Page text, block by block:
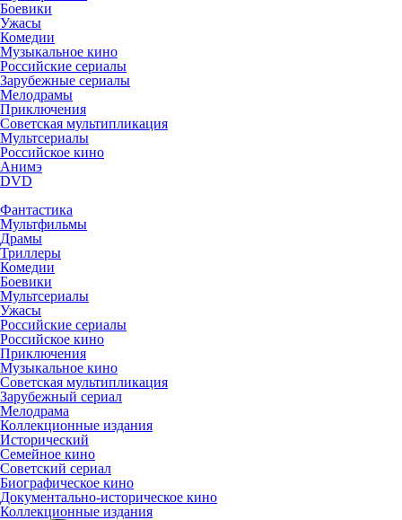
Боевики
Ужасы
Комедии
Музыкальное кино
Российские сериалы
Зарубежные сериалы
Мелодрамы
Приключения
Советская мультипликация
Мультсериалы
Российское кино
Анимэ
DVD
Фантастика
Мультфильмы
Драмы
Триллеры
Комедии
Боевики
Мультсериалы
Ужасы
Российские сериалы
Российское кино
Приключения
Музыкальное кино
Советская мультипликация
Зарубежный сериал
Мелодрама
Коллекционные издания
Исторический
Семейное кино
Советский сериал
Биографическое кино
Документально-историческое кино
Коллекционные издания